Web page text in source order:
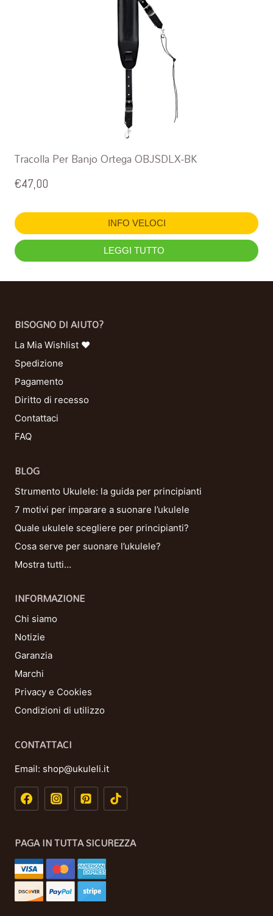
Tracolla Per Banjo Ortega OBJSDLX-BK
€47,00
INFO VELOCI
LEGGI TUTTO
BISOGNO DI AIUTO?
La Mia Wishlist ❤
Spedizione
Pagamento
Diritto di recesso
Contattaci
FAQ
BLOG
Strumento Ukulele: la guida per principianti
7 motivi per imparare a suonare l’ukulele
Quale ukulele scegliere per principianti?
Cosa serve per suonare l’ukulele?
Mostra tutti…
INFORMAZIONE
Chi siamo
Notizie
Garanzia
Marchi
Privacy e Cookies
Condizioni di utilizzo
CONTATTACI
Email: shop@ukuleli.it
PAGA IN TUTTA SICUREZZA